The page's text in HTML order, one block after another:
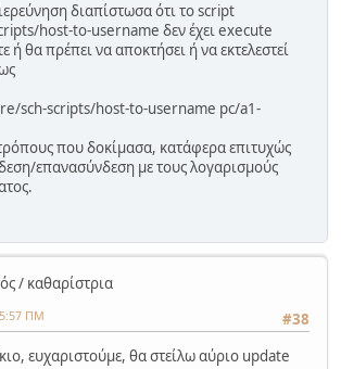
διαπίστωσα ότι το script
host-to-username δεν έχει execute
ή θα πρέπει να αποκτήσει ή να εκτελεστεί
sch-scripts/host-to-username pc/a1-
που δοκίμασα, κατάφερα επιτυχώς
επανασύνδεση με τους λογαρισμούς
/ καθαρίστρια
#38
ΠΜ
ευχαριστούμε, θα στείλω αύριο update